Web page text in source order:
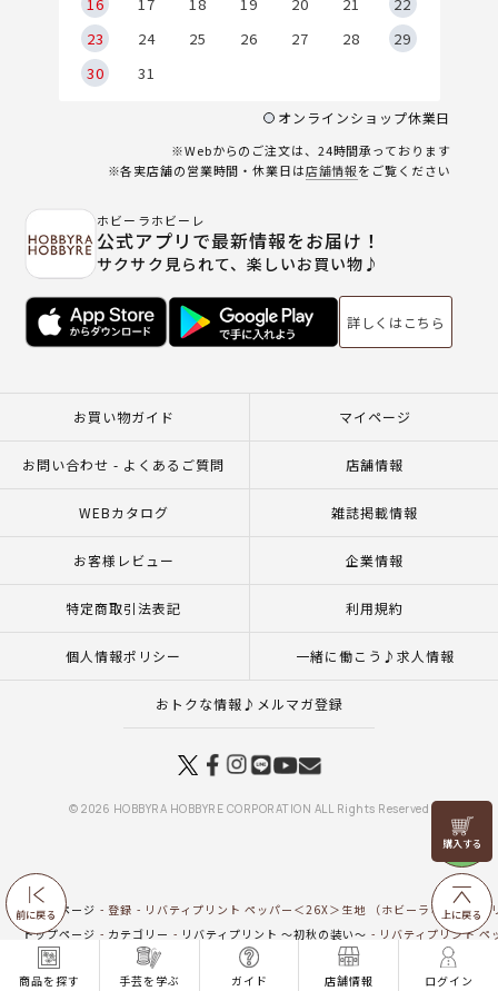
商品を探す 手芸を学ぶ ガイド 店舗情報 ログイン
前に戻る
リリヤン
フェア
上に戻る
23
24 25 26 27 28
29
30
31
オンラインショップ休業日
※Webからのご注文は、24時間承っております
※各実店舗の営業時間・休業日は店舗情報をご覧ください
ホビーラホビーレ
公式アプリで最新情報をお届け！
サクサク見られて、楽しいお買い物♪
詳しくはこちら
お買い物ガイド マイページ
お問い合わせ - よくあるご質問 店舗情報
WEBカタログ 雑誌掲載情報
お客様レビュー 企業情報
特定商取引法表記 利用規約
個人情報ポリシー 一緒に働こう♪求人情報
おトクな情報♪メルマガ登録
© 2026 HOBBYRA HOBBYRE CORPORATION ALL Rights Reserved
トップページ 登録
リバティプリント ペッパー＜26X＞生地 （ホビーラホビーレ
トップページ
カテゴリー リバティプリント ～初秋の装い～
リバティプリント
トップページ
新商品 生地一覧
リバティプリント ペッパー＜26X＞生地 （
トップページ
生地 リバティプリント（ホビーラホビーレオリジナル） リバティ